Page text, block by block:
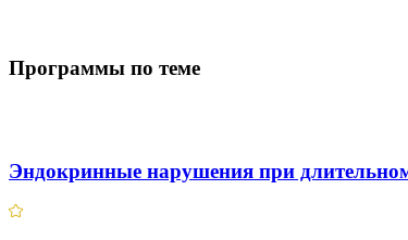
Программы по теме
Эндокринные нарушения при